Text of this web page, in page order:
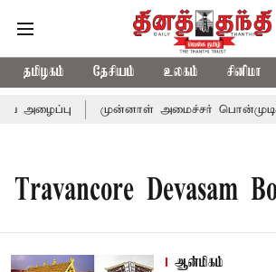
தமிழகம் தேசியம் உலகம் சினிமா
அழைப்பு முன்னாள் அமைச்சர்
Travancore Devasam
ஆன்மிகம்